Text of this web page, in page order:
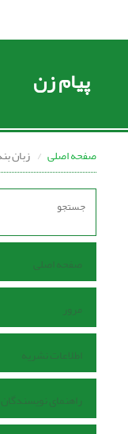
پیام زن
صفحه اصلی زبان
صفحه اصلی
مرور
اطلاعات نشریه
راهنمای نویسندگان